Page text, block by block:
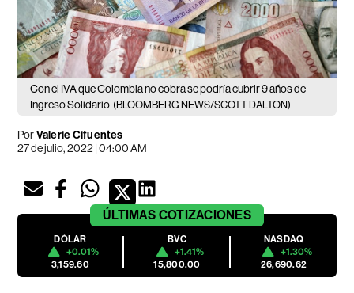
Con el IVA que Colombia no cobra se podría cubrir 9 años de
Ingreso Solidario (BLOOMBERG NEWS/SCOTT DALTON)
PorValerie Cifuentes
27 de julio, 2022 | 04:00 AM
ÚLTIMAS COTIZACIONES
DÓLAR
+0.01%
3,159.60
BVC
+1.41%
15,800.00
NASDAQ
+1.30%
26,690.62